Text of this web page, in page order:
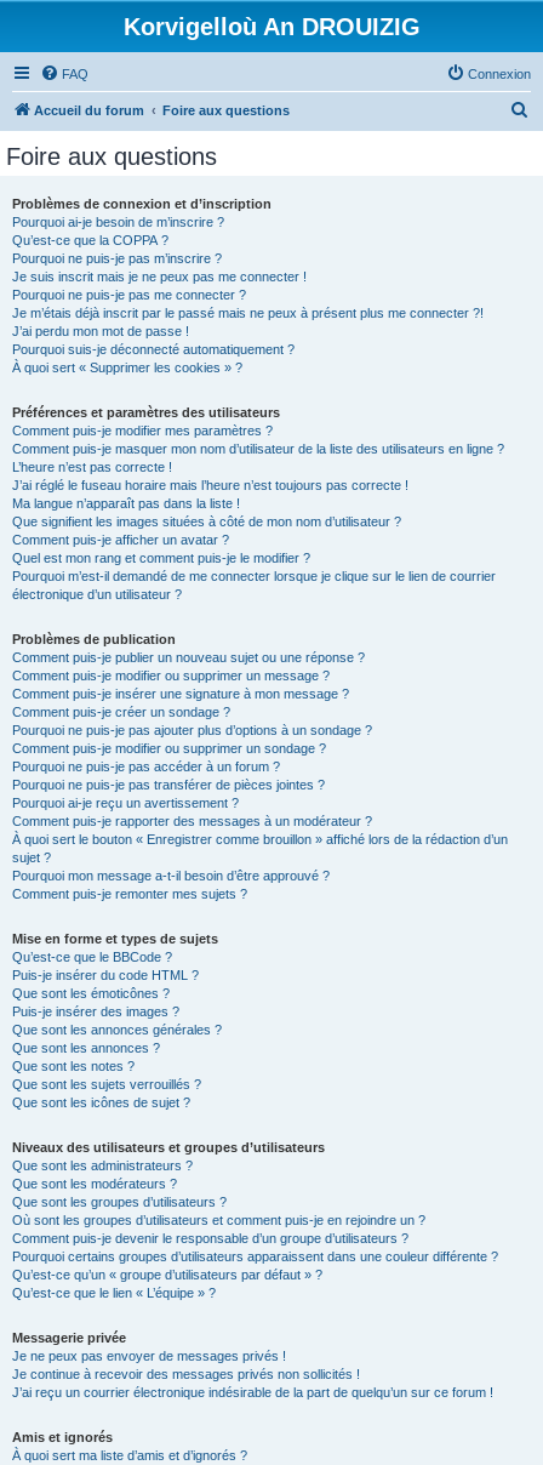
Korvigelloù An DROUIZIG
FAQ Connexion
Accueil du forum Foire aux questions
Foire aux questions
Problèmes de connexion et d’inscription
Pourquoi ai-je besoin de m’inscrire ?
Qu’est-ce que la COPPA ?
Pourquoi ne puis-je pas m’inscrire ?
Je suis inscrit mais je ne peux pas me connecter !
Pourquoi ne puis-je pas me connecter ?
Je m’étais déjà inscrit par le passé mais ne peux à présent plus me connecter ?!
J’ai perdu mon mot de passe !
Pourquoi suis-je déconnecté automatiquement ?
À quoi sert « Supprimer les cookies » ?
Préférences et paramètres des utilisateurs
Comment puis-je modifier mes paramètres ?
Comment puis-je masquer mon nom d’utilisateur de la liste des utilisateurs en ligne ?
L’heure n’est pas correcte !
J’ai réglé le fuseau horaire mais l’heure n’est toujours pas correcte !
Ma langue n’apparaît pas dans la liste !
Que signifient les images situées à côté de mon nom d’utilisateur ?
Comment puis-je afficher un avatar ?
Quel est mon rang et comment puis-je le modifier ?
Pourquoi m’est-il demandé de me connecter lorsque je clique sur le lien de courrier
électronique d’un utilisateur ?
Problèmes de publication
Comment puis-je publier un nouveau sujet ou une réponse ?
Comment puis-je modifier ou supprimer un message ?
Comment puis-je insérer une signature à mon message ?
Comment puis-je créer un sondage ?
Pourquoi ne puis-je pas ajouter plus d’options à un sondage ?
Comment puis-je modifier ou supprimer un sondage ?
Pourquoi ne puis-je pas accéder à un forum ?
Pourquoi ne puis-je pas transférer de pièces jointes ?
Pourquoi ai-je reçu un avertissement ?
Comment puis-je rapporter des messages à un modérateur ?
À quoi sert le bouton « Enregistrer comme brouillon » affiché lors de la rédaction d’un
sujet ?
Pourquoi mon message a-t-il besoin d’être approuvé ?
Comment puis-je remonter mes sujets ?
Mise en forme et types de sujets
Qu’est-ce que le BBCode ?
Puis-je insérer du code HTML ?
Que sont les émoticônes ?
Puis-je insérer des images ?
Que sont les annonces générales ?
Que sont les annonces ?
Que sont les notes ?
Que sont les sujets verrouillés ?
Que sont les icônes de sujet ?
Niveaux des utilisateurs et groupes d’utilisateurs
Que sont les administrateurs ?
Que sont les modérateurs ?
Que sont les groupes d’utilisateurs ?
Où sont les groupes d’utilisateurs et comment puis-je en rejoindre un ?
Comment puis-je devenir le responsable d’un groupe d’utilisateurs ?
Pourquoi certains groupes d’utilisateurs apparaissent dans une couleur différente ?
Qu’est-ce qu’un « groupe d’utilisateurs par défaut » ?
Qu’est-ce que le lien « L’équipe » ?
Messagerie privée
Je ne peux pas envoyer de messages privés !
Je continue à recevoir des messages privés non sollicités !
J’ai reçu un courrier électronique indésirable de la part de quelqu’un sur ce forum !
Amis et ignorés
À quoi sert ma liste d’amis et d’ignorés ?